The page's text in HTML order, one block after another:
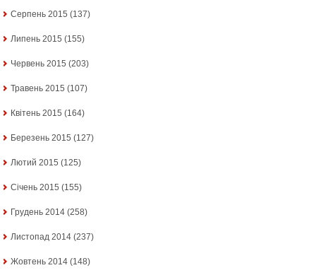
Серпень 2015 (137)
Липень 2015 (155)
Червень 2015 (203)
Травень 2015 (107)
Квітень 2015 (164)
Березень 2015 (127)
Лютий 2015 (125)
Січень 2015 (155)
Грудень 2014 (258)
Листопад 2014 (237)
Жовтень 2014 (148)